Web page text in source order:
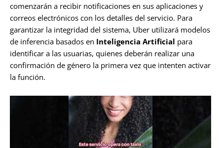
comenzarán a recibir notificaciones en sus aplicaciones y
correos electrónicos con los detalles del servicio. Para
garantizar la integridad del sistema, Uber utilizará modelos
de inferencia basados en Inteligencia Artificial para
identificar a las usuarias, quienes deberán realizar una
confirmación de género la primera vez que intenten activar
la función.